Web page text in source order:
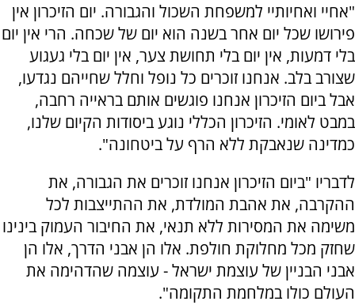
"אחיי ואחיותיי למשפחת השכול והגבורה. יום הזיכרון אין
פירושו שכל יום אחר בשנה הוא יום של שכחה. הרי אין יום
בלי דמעות, אין יום בלי תחושת צער, אין יום בלי געגוע
שצורב בלב. אנחנו זוכרים כל נופל וחלל שחייהם נגדעו,
אבל ביום הזיכרון אנחנו פוגשים אותם בראייה רחבה,
במבט לאומי. הזיכרון הכללי נוגע ביסודות הקיום שלנו,
כמדינה שנאבקת ללא הרף על ביטחונה".
לדבריו "ביום הזיכרון אנחנו זוכרים את הגבורה, את
ההקרבה, את אהבת המולדת, את ההתייצבות לכל
משימה את המסירות ללא תנאי, את החיבור העמוק בינינו
שחזק מכל מחלוקת חולפת. אלו הן אבני הדרך, אלו הן
אבני הבניין של עוצמת ישראל - עוצמה שהדהימה את
העולם כולו במלחמת התקומה".